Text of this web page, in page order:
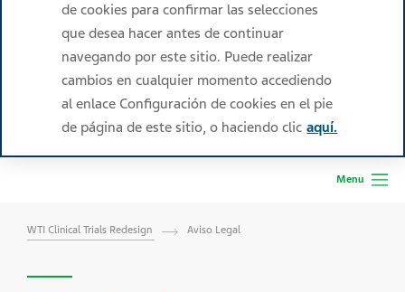
Menu
WTI Clinical Trials Redesign Aviso Legal
de cookies para confirmar las selecciones
que desea hacer antes de continuar
navegando por este sitio. Puede realizar
cambios en cualquier momento accediendo
al enlace Configuración de cookies en el pie
de página de este sitio, o haciendo clic aquí.